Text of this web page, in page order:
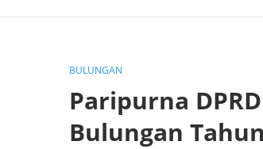
BULUNGAN
Paripurna
Bulungan